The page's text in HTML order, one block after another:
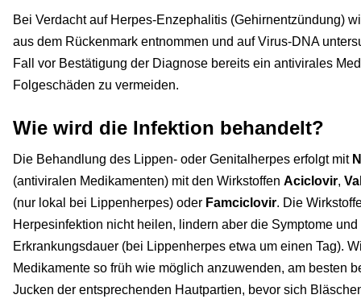
Bei Verdacht auf Herpes-Enzephalitis (Gehirnentzündung)
aus dem Rückenmark entnommen und auf Virus-DNA
Fall vor Bestätigung der Diagnose bereits ein antivirales
Folgeschäden zu vermeiden.
Wie wird die Infektion behandelt?
Die Behandlung des Lippen- oder Genitalherpes erfolgt mit
(antiviralen Medikamenten) mit den Wirkstoffen Aciclovir,
(nur lokal bei Lippenherpes) oder Famciclovir. Die
Herpesinfektion nicht heilen, lindern aber die Symptome
Erkrankungsdauer (bei Lippenherpes etwa um einen Tag).
Medikamente so früh wie möglich anzuwenden, am besten
Jucken der entsprechenden Hautpartien, bevor sich